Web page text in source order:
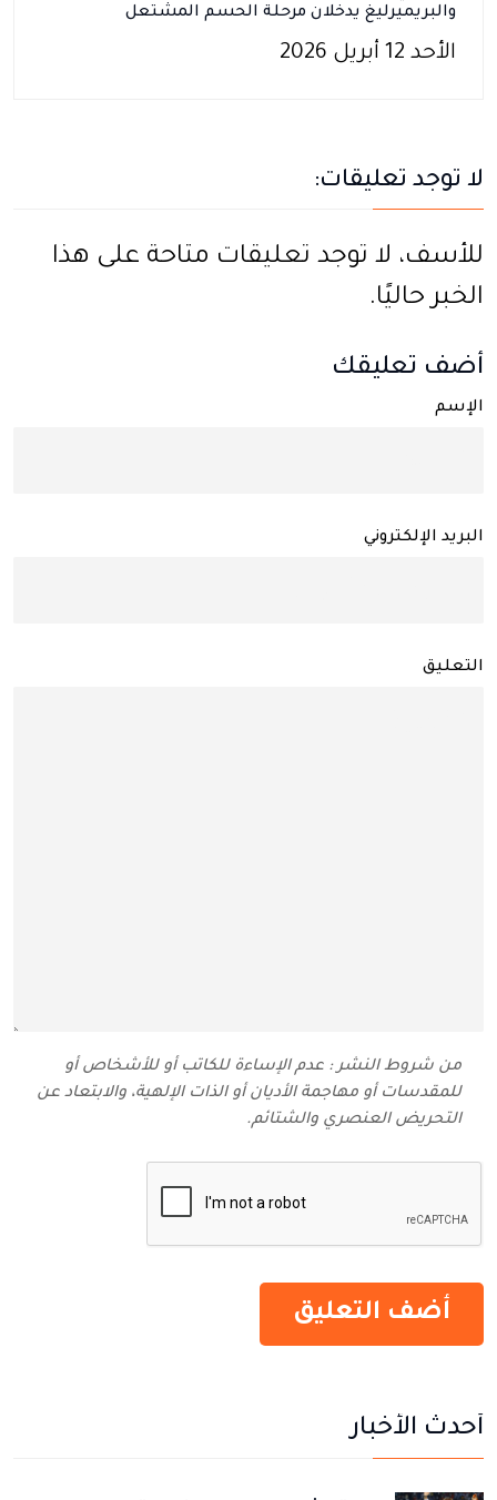
والبريميرليغ يدخلان مرحلة الحسم المشتعل
الأحد 12 أبريل 2026
لا توجد تعليقات:
للأسف، لا توجد تعليقات متاحة على هذا
الخبر حاليًا.
أضف تعليقك
الإسم
البريد الإلكتروني
التعليق
من شروط النشر : عدم الإساءة للكاتب أو للأشخاص أو
للمقدسات أو مهاجمة الأديان أو الذات الإلهية، والابتعاد عن
التحريض العنصري والشتائم‬.
أحدث الأخبار